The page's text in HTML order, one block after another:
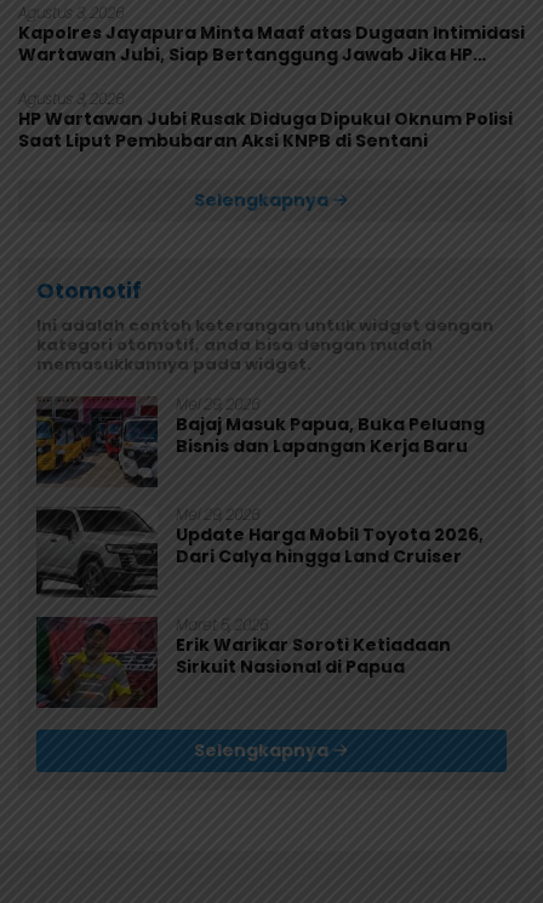
Agustus 3, 2026
Kapolres Jayapura Minta Maaf atas Dugaan Intimidasi
Wartawan Jubi, Siap Bertanggung Jawab Jika HP
Agustus 3, 2026
HP Wartawan Jubi Rusak Diduga Dipukul Oknum Polisi
Saat Liput Pembubaran Aksi KNPB di Sentani
Selengkapnya
Otomotif
Ini adalah contoh keterangan untuk widget dengan
kategori otomotif, anda bisa dengan mudah
memasukkannya pada widget.
Mei 29, 2026
Bajaj Masuk Papua, Buka Peluang
Bisnis dan Lapangan Kerja Baru
Mei 29, 2026
Update Harga Mobil Toyota 2026,
Dari Calya hingga Land Cruiser
Maret 5, 2026
Erik Warikar Soroti Ketiadaan
Sirkuit Nasional di Papua
Selengkapnya